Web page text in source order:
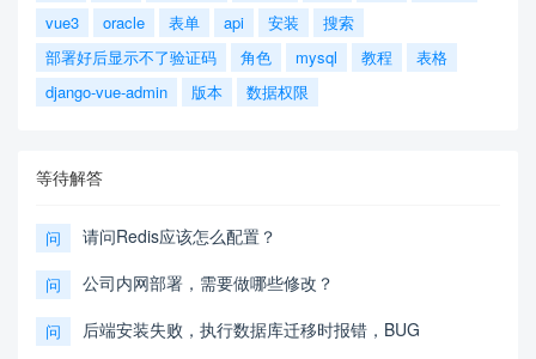
vue3
oracle 表单 api 安装
搜索
部署好后显示不了验证码
角色 mysql 教程
表格
django-vue-admin
版本 数据权限
等待解答
问 请问Redis应该怎么配置？
问 公司内网部署，需要做哪些修改？
问 后端安装失败，执行数据库迁移时报错，BUG